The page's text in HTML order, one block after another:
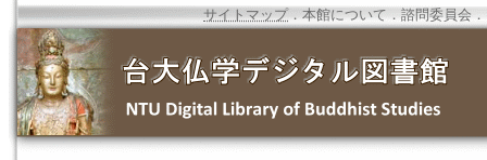
サイトマップ．本館について ．諮問委員会 ．